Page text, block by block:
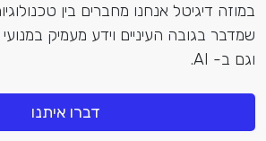
במוזה דיגיטל אנחנו מחברים בין
שמדבר בגובה העיניים וידע מעמיק
וגם ב- AI.
דברו איתנו